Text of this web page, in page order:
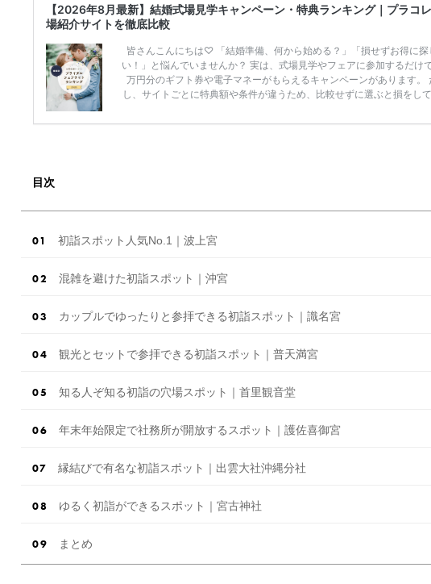
【2026年8月最新】結婚式場見学キャンペーン・特典ランキング｜プラコ
場紹介サイトを徹底比較
皆さんこんにちは♡ 「結婚準備、何から始める？」「損せずお得に探
い！」と悩んでいませんか？ 実は、式場見学やフェアに参加するだけ
万円分のギフト券や電子マネーがもらえるキャンペーンがあります。
し、サイトごとに特典額や条件が違うため、比較せずに選ぶと損をし
ンペーン特典ランキングを公開！ 比較サイト：プラコレ、ゼクシィ、
目次
初詣スポット人気No.1｜波上宮
混雑を避けた初詣スポット｜沖宮
カップルでゆったりと参拝できる初詣スポット｜識名宮
観光とセットで参拝できる初詣スポット｜普天満宮
知る人ぞ知る初詣の穴場スポット｜首里観音堂
年末年始限定で社務所が開放するスポット｜護佐喜御宮
縁結びで有名な初詣スポット｜出雲大社沖縄分社
ゆるく初詣ができるスポット｜宮古神社
まとめ